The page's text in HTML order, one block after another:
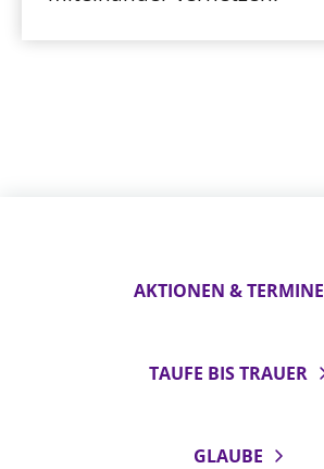
AKTIONEN & TERMINE
TAUFE BIS TRAUER
GLAUBE